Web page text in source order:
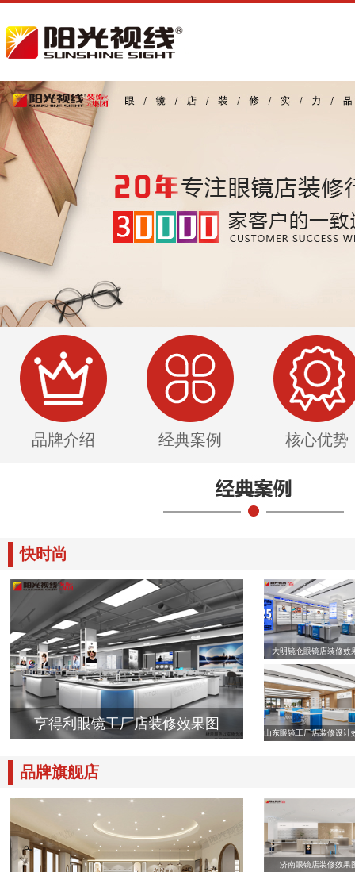
品牌介绍 经典案例 核心优势
快时尚
亨得利眼镜工厂店装修效果图
大明镜仓眼镜店装修效
山东眼镜工厂店装修设计
品牌旗舰店
济南眼镜店装修效果